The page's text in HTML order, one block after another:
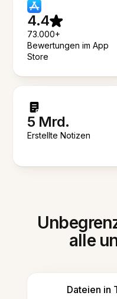
4.4
73.000+
Bewertungen im App
Store
5 Mrd.
Erstellte Notizen
alle
Dateien in